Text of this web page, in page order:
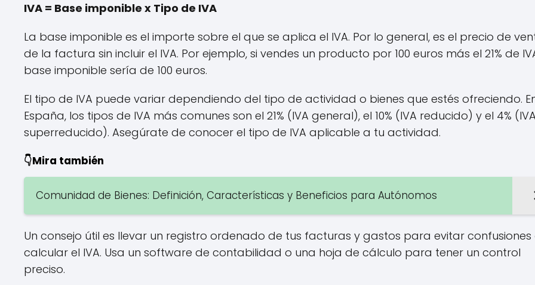
IVA = Base imponible x Tipo de IVA
La base imponible es el importe sobre el que se aplica el IVA. Por lo general, es el precio de
de la factura sin incluir el IVA. Por ejemplo, si vendes un producto por 100 euros más el 21% de
base imponible sería de 100 euros.
El tipo de IVA puede variar dependiendo del tipo de actividad o bienes que estés ofreciendo.
España, los tipos de IVA más comunes son el 21% (IVA general), el 10% (IVA reducido) y el 4%
superreducido). Asegúrate de conocer el tipo de IVA aplicable a tu actividad.
👇Mira también
Comunidad de Bienes: Definición, Características y Beneficios para Autónomos
Un consejo útil es llevar un registro ordenado de tus facturas y gastos para evitar confusiones
calcular el IVA. Usa un software de contabilidad o una hoja de cálculo para tener un control
preciso.